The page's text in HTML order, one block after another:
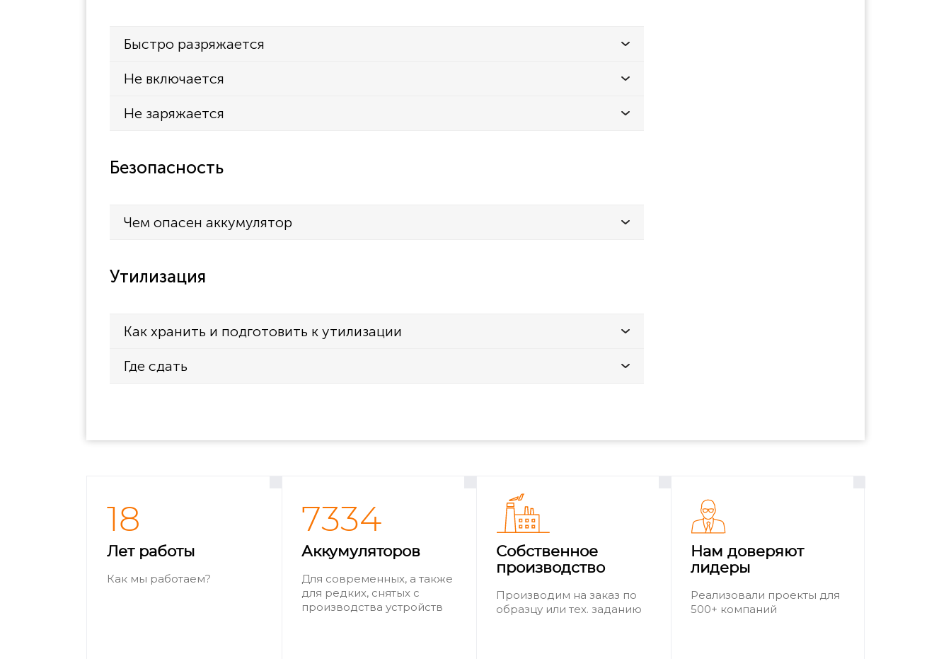
Быстро разряжается
Не включается
Не заряжается
Безопасность
Чем опасен аккумулятор
Утилизация
Как хранить и подготовить к утилизации
Где сдать
18
Лет работы
Как мы работаем?
7334
Аккумуляторов
Для современных, а также
для редких, снятых с
производства устройств
Собственное
производство
Производим на заказ по
образцу или тех. заданию
Нам доверяют
лидеры
Реализовали проекты для
500+ компаний